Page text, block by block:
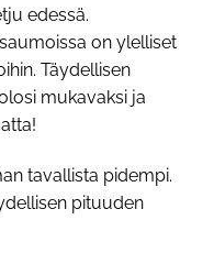
edessä.
on ylelliset
Täydellisen
mukavaksi ja
tavallista pidempi.
pituuden